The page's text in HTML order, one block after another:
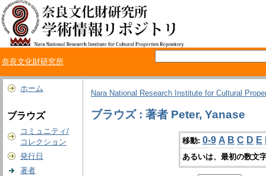
奈良文化財研究所
ホーム
ブラウズ
コミュニティ/
コレクション
発行日
著者
Nara National Research Institute for Cultural
ブラウズ : 著者 Peter, Yanase
移動: 0-9 A B C D E
あるいは、最初の数文